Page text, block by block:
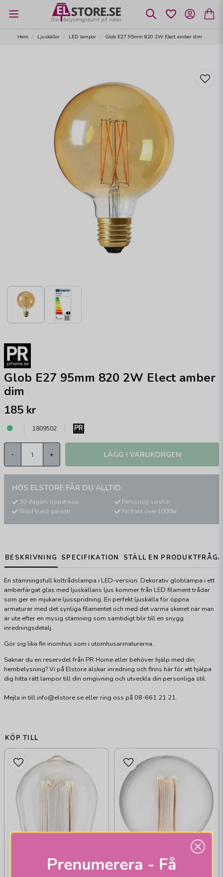
Hem Ljuskällor LED lampor Glob E27 95mm 820 2W Elect amber dim
Glob E27 95mm 820 2W Elect amber
dim
185 kr
1809502
- + LÄGG I VARUKORGEN
HOS ELSTORE FÅR DU ALLTID:
30 dagars öppet köp
Nöjd kund garanti
Personlig service
Fri frakt över 1000kr
BESKRIVNING SPECIFIKATION STÄLL EN
En stämningsfull koltrådslampa i LED-version. Dekorativ globlampa i ett
amberfärgat glas med ljuskällans ljus kommer från LED filament trådar
som ger en mjukare ljusspridning. En perfekt ljuskälla för öppna
armaturer med det synliga filamentet och med det varma skenet när man
är ute efter en mysig stämning som samtidigt blir till en snygg
inredningsdetalj.
Gör sig lika fin inomhus som i utomhusarmaturerna.
Saknar du en reservdel från PR Home eller behöver hjälp med din
hembelysning? Vi på Elstore älskar inredning och finns här för att hjälpa
dig hitta rätt lampor till din omgivning och utveckla din personliga stil.
Mejla in till info@elstore.se eller ring oss på 08-661 21 21.
KÖP TILL
Prenumerera - Få